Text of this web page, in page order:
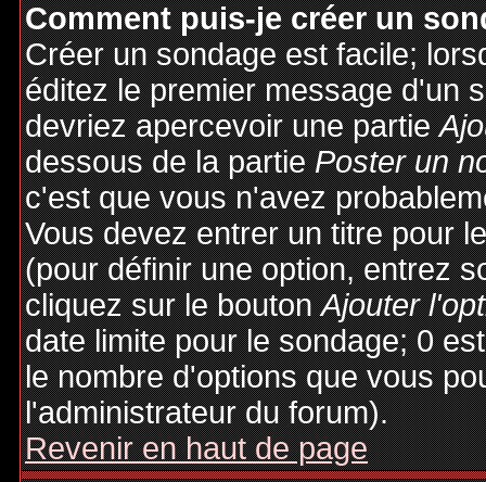
Comment puis-je créer un
Créer un sondage est facile;
éditez le premier message d'un
devriez apercevoir une partie
dessous de la partiePoster un
c'est que vous n'avez
Vous devez entrer un titre pour
(pour définir une option, entrez
cliquez sur le boutonAjouter
date limite pour le sondage; 0
le nombre d'options que vous
l'administrateur du forum).
Revenir en haut de page